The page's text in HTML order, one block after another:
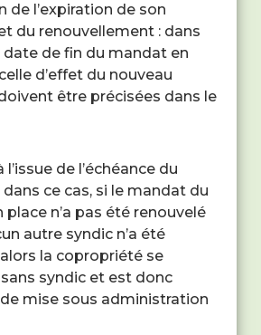
de l’expiration de son
du renouvellement : dans
date de fin du mandat en
d’effet du nouveau
être précisées dans le
l’issue de l’échéance du
ce cas, si le mandat du
place n’a pas été renouvelé
autre syndic n’a été
la copropriété se
syndic et est donc
mise sous administration